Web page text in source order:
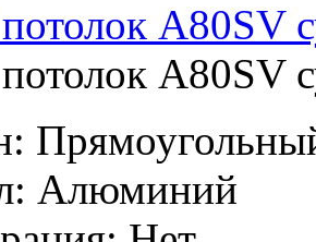
A80SV
A80SV
Алюминий